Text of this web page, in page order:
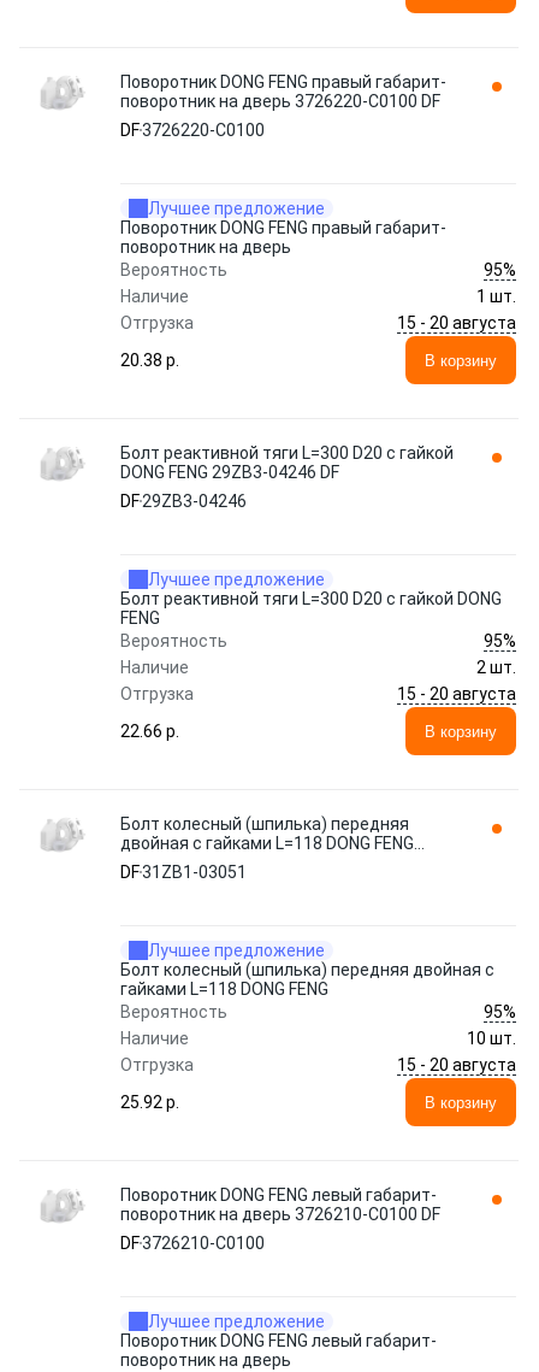
Поворотник DONG FENG правый габарит-
поворотник на дверь 3726220-C0100 DF
DF3726220-C0100
Лучшее предложение
Поворотник DONG FENG правый габарит-
поворотник на дверь
Вероятность
95%
Наличие
1 шт.
Отгрузка
15 - 20 августа
20.38 p.
В корзину
Болт реактивной тяги L=300 D20 с гайкой
DONG FENG 29ZB3-04246 DF
DF29ZB3-04246
Лучшее предложение
Болт реактивной тяги L=300 D20 с гайкой DONG
FENG
Вероятность
95%
Наличие
2 шт.
Отгрузка
15 - 20 августа
22.66 p.
В корзину
Болт колесный (шпилька) передняя
двойная с гайками L=118 DONG FENG
31ZB1-03051 DF
DF31ZB1-03051
Лучшее предложение
Болт колесный (шпилька) передняя двойная с
гайками L=118 DONG FENG
Вероятность
95%
Наличие
10 шт.
Отгрузка
15 - 20 августа
25.92 p.
В корзину
Поворотник DONG FENG левый габарит-
поворотник на дверь 3726210-C0100 DF
DF3726210-C0100
Лучшее предложение
Поворотник DONG FENG левый габарит-
поворотник на дверь